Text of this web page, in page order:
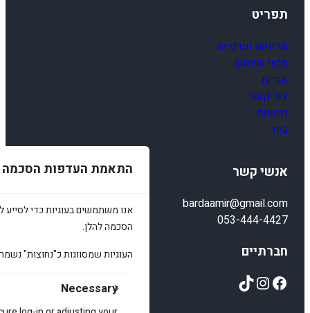
התאמת העדפות הסכמה
אנו משתמשים בעוגיות כדי לסייע
הסכמה להלן.
העוגיות שמסווגות כ"נחוצות"
Necessary
תפריט
מדיניות ופרטיות
תנאי שימוש
אודות
צור קשר
נגישות
בית
אנשי קשר
bardaamir@gmail.com
053-444-4427
חברתיים
Facebook
Instagram
TikTok